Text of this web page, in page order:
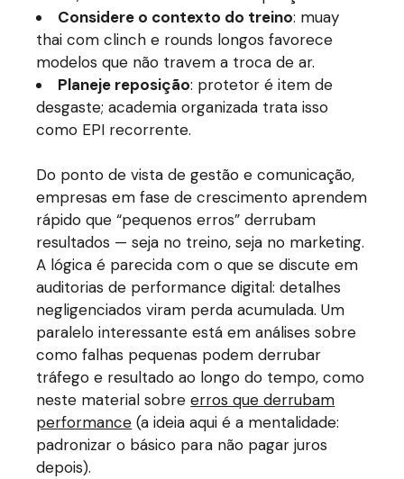
Considere o contexto do treino: muay
thai com clinch e rounds longos favorece
modelos que não travem a troca de ar.
Planeje reposição: protetor é item de
desgaste; academia organizada trata isso
como EPI recorrente.
Do ponto de vista de gestão e comunicação,
empresas em fase de crescimento aprendem
rápido que “pequenos erros” derrubam
resultados — seja no treino, seja no marketing.
A lógica é parecida com o que se discute em
auditorias de performance digital: detalhes
negligenciados viram perda acumulada. Um
paralelo interessante está em análises sobre
como falhas pequenas podem derrubar
tráfego e resultado ao longo do tempo, como
neste material sobreerros que derrubam
performance (a ideia aqui é a mentalidade:
padronizar o básico para não pagar juros
depois).